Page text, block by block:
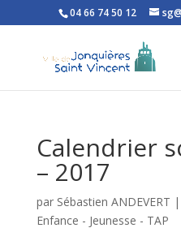
Ouvrir la barre d’outils
04 66 74 50 12
Calendrier
– 2017
par Sébastien ANDEVERT |
Enfance - Jeunesse - TAP